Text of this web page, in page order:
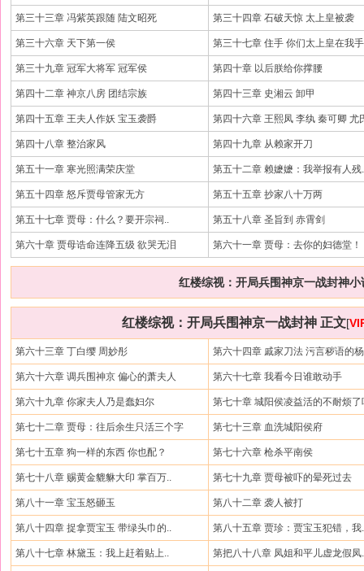
第三十三章 冯紫英跟随 陆文昭死 第三十四章 石破天惊 太上皇被袭
第三十六章 天下第一侯 第三十七章 住手 你们太上皇在我
第三十九章 冠军大将军 冠军侯 第四十章 以后朕给你撑腰
第四十二章 神京八房 团结宗族 第四十三章 史湘云 卸甲
第四十五章 王夫人作妖 宝玉袭爵 第四十六章 王熙凤 李纨 秦可卿 尤
第四十八章 整治家风 第四十九章 从赖家开刀
第五十一章 寒光照满荣庆堂 第五十二章 赖嬷嬷：我举报有人残
第五十四章 怒斥贾母管家无方 第五十五章 抄家八十万两
第五十七章 贾母：什么？要开宗祠.. 第五十八章 圣旨到 赤霄剑
第六十章 贾母诰命连降五级 欲哭无泪 第六十一章 贾母：去你的妇德堂！
红楼综视：开局兵围神京一战封神小
红楼综视：开局兵围神京一战封神 正文[
第六十三章 丁白缨 周妙彤 第六十四章 戚家刀法 污言秽语的
第六十六章 调兵围神京 偏心的萧夫人 第六十七章 我看今日谁敢动手
第六十九章 你家夫人乃是蠢妇尔 第七十章 城阳侯凌益活的不耐烦了
第七十二章 贾母：往后余生只活三个字 第七十三章 血洗城阳侯府
第七十五章 狗一样的东西 你也配？ 第七十六章 枪杀平南侯
第七十八章 赐黄金貔貅大印 掌百万.. 第七十九章 贾母被吓的晕死过去
第八十一章 宝玉怒砸玉 第八十二章 袭人被打
第八十四章 捉拿贾宝玉 带绿头巾的.. 第八十五章 贾珍：贾宝玉犯错，我
第八十七章 林黛玉：我上赶着贴上.. 第把八十八章 凤姐和平儿虚龙假凤